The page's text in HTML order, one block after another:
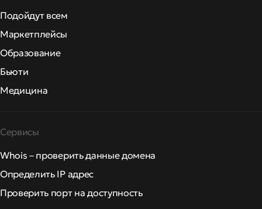
Подойдут всем
Маркетплейсы
Образование
Бьюти
Медицина
Сервисы
Whois – проверить данные домена
Определить IP адрес
Проверить порт на доступность